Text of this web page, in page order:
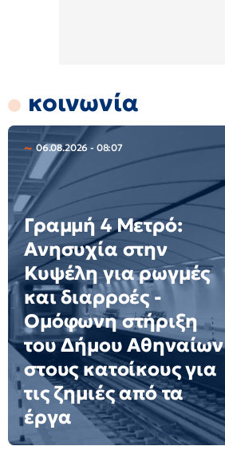
κοινωνία
06.08.2026 - 08:07
Γραμμή 4 Μετρό:
Ανησυχία στην
Κυψέλη για ρωγμές
και διαρροές -
Ομόφωνη στήριξη
του Δήμου Αθηναίων
στους κατοίκους για
τις ζημιές από τα
έργα